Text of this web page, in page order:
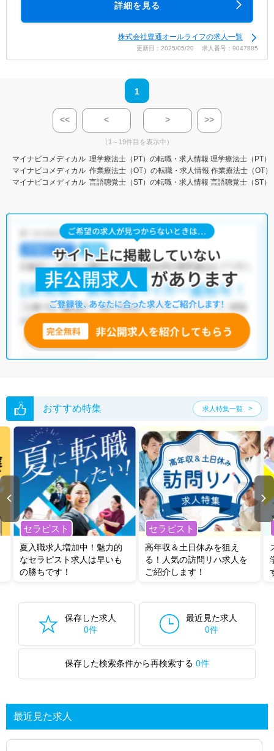
詳細を見る
株式会社豊通オールライフの求人一覧
更新日：2025/05/20 求人番号：9047885
1
<< < > >>
（1～19件目を表示中）
マイナビコメディカル 理学療法士（PT）の転職・求人情報 理学療法士（PT）
マイナビコメディカル 作業療法士（OT）の転職・求人情報 作業療法士（OT
マイナビコメディカル 言語聴覚士（ST）の転職・求人情報 言語聴覚士（ST）
おすすめ特集 求人特集一覧
セラピスト
夏入職求人増加中！魅力的
なセラピスト求人は早いも
の勝ちです！
セラピスト
高年収＆土日休みを狙え
る！人気の訪問リハ求人を
ご紹介します！
保存した求人
0件
最近見た求人
0件
保存した検索条件から再検索する 0件
最近見た求人